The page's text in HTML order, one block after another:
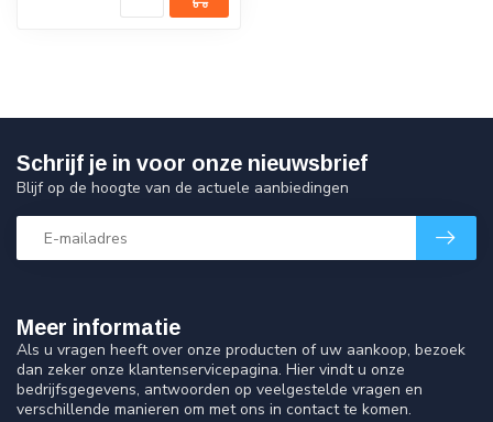
Meer informatie
Als u vragen heeft over onze producten of uw aankoop, bezoek
dan zeker onze klantenservicepagina. Hier vindt u onze
bedrijfsgegevens, antwoorden op veelgestelde vragen en
verschillende manieren om met ons in contact te komen.
Schrijf je in voor onze nieuwsbrief
Blijf op de hoogte van de actuele aanbiedingen